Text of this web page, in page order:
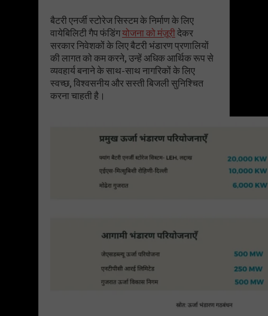
बैटरी एनर्जी स्टोरेज सिस्टम के निर्माण के लिए
वायेबिलिटी गैप फंडिंगयोजना को मंज़ूरीदेकर
सरकार निवेशकों के लिए बैटरी भंडारण प्रणालियों
की लागत को कम करने, उन्हें अधिक आर्थिक रूप से
व्यवहार्य बनाने के साथ-साथ नागरिकों के लिए
स्वच्छ, विश्वसनीय और सस्ती बिजली सुनिश्चित
करना चाहती है।